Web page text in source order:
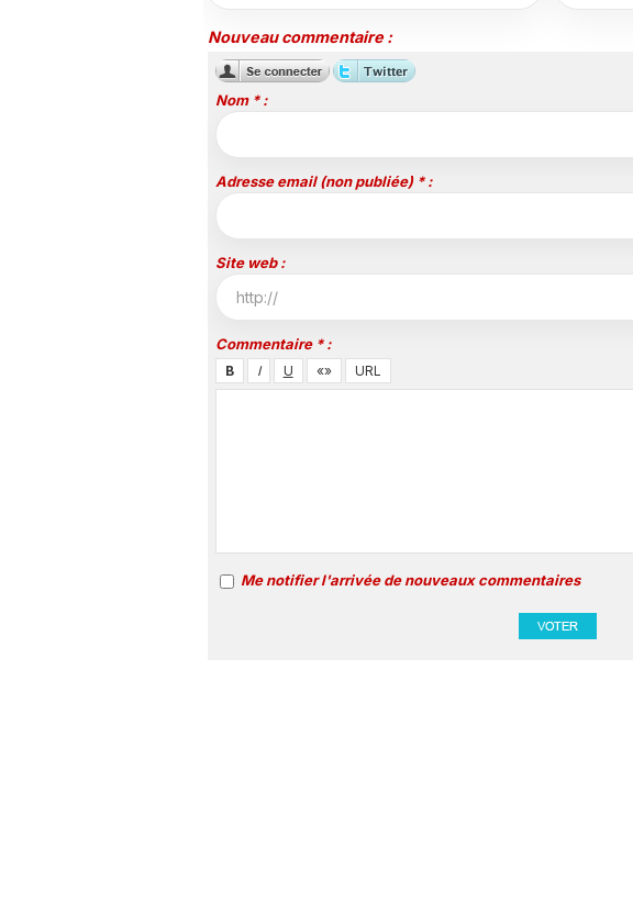
Nouveau commentaire :
Nom * :
Adresse email (non publiée) * :
Site web :
Commentaire * :
Me notifier l'arrivée de nouveaux commentaires